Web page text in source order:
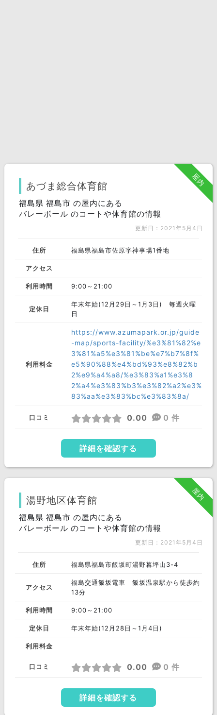
屋内
あづま総合体育館
福島県 福島市 の屋内にある
バレーボール のコートや体育館の情報
更新日：2021年5月4日
住所 福島県福島市佐原字神事場1番地
アクセス
利用時間 9:00～21:00
定休日
年末年始(12月29日～1月3日) 毎週火曜
日
利用料金
https://www.azumapark.or.jp/guide
-map/sports-facility/%e3%81%82%e
3%81%a5%e3%81%be%e7%b7%8f%
e5%90%88%e4%bd%93%e8%82%b
2%e9%a4%a8/%e3%83%a1%e3%8
2%a4%e3%83%b3%e3%82%a2%e3%
83%aa%e3%83%bc%e3%83%8a/
口コミ 0.00 0 件
詳細を確認する
屋内
湯野地区体育館
福島県 福島市 の屋内にある
バレーボール のコートや体育館の情報
更新日：2021年5月4日
住所 福島県福島市飯坂町湯野暮坪山3-4
アクセス
福島交通飯坂電車 飯坂温泉駅から徒歩約
13分
利用時間 9:00～21:00
定休日 年末年始(12月28日～1月4日)
利用料金
口コミ 0.00 0 件
詳細を確認する